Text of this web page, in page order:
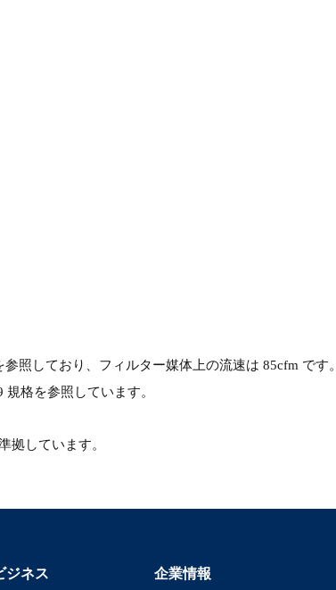
照しており、フィルター媒体上の流速は 85cfm です。
格を参照しています。
拠しています。
ジネス
企業情報